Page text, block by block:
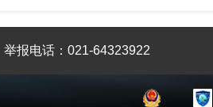
举报电话：021-64323922